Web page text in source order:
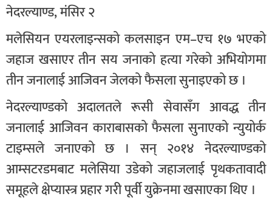
नेदरल्याण्ड, मंसिर २
मलेसियन एयरलाइन्सको कलसाइन एम–एच १७ भएको
जहाज खसाएर तीन सय जनाको हत्या गरेको अभियोगमा
तीन जनालाई आजिवन जेलको फैसला सुनाइएको छ ।
नेदरल्याण्डको अदालतले रूसी सेवासँग आवद्ध तीन
जनालाई आजिवन काराबासको फैसला सुनाएको न्युयोर्क
टाइम्सले जनाएको छ । सन् २०१४ नेदरल्याण्डको
आम्सटरडमबाट मलेसिया उडेको जहाजलाई पृथकतावादी
समूहले क्षेप्यास्त्र प्रहार गरी पूर्वी युक्रेनमा खसाएका थिए ।